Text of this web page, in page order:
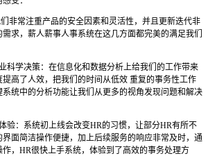
非常注重产品的安全因素和灵活性，并且更新迭代非
求，薪人薪事人事系统在这几方面都完美的满足我们
科学决策：在信息化和数据分析上给我们的工作带来
高了人效，把我们的时间从低效 重复的事务性工作
统中的分析功能让我们从更多的视角发现问题和解决
验：系统初上线会改变HR的习惯，让部分HR有所不
面简洁操作便捷，加上后续服务的响应非常及时，通
，HR很快上手系统，体验到了高效的事务处理方